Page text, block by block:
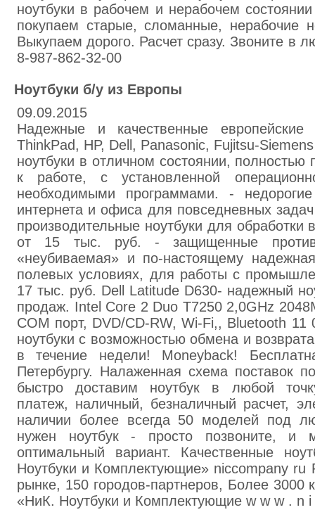
ноутбуки в рабочем и нерабочем
покупаем старые, сломанные, нерабочие
Выкупаем дорого. Расчет сразу. Звоните в
8-987-862-32-00
Ноутбуки б/у из Европы
09.09.2015
Надежные и качественные европейские
ThinkPad, HP, Dell, Panasonic, Fujitsu-
ноутбуки в отличном состоянии, полностью
к работе, с установленной
необходимыми программами. -
интернета и офиса для повседневных
производительные ноутбуки для обработки
от 15 тыс. руб. - защищенные
«неубиваемая» и по-настоящему
полевых условиях, для работы с
17 тыс. руб. Dell Latitude D630- надежный
продаж. Intel Core 2 Duo T7250 2,0GHz
COM порт, DVD/CD-RW, Wi-Fi,, Bluetooth 11
ноутбуки с возможностью обмена и
в течение недели! Moneyback!
Петербургу. Налаженная схема поставок
быстро доставим ноутбук в любой
платеж, наличный, безналичный расчет,
наличии более всегда 50 моделей под
нужен ноутбук - просто позвоните,
оптимальный вариант. Качественные
Ноутбуки и Комплектующие» niccompany ru
рынке, 150 городов-партнеров, Более 3000
«НиК. Ноутбуки и Комплектующие w w w . n